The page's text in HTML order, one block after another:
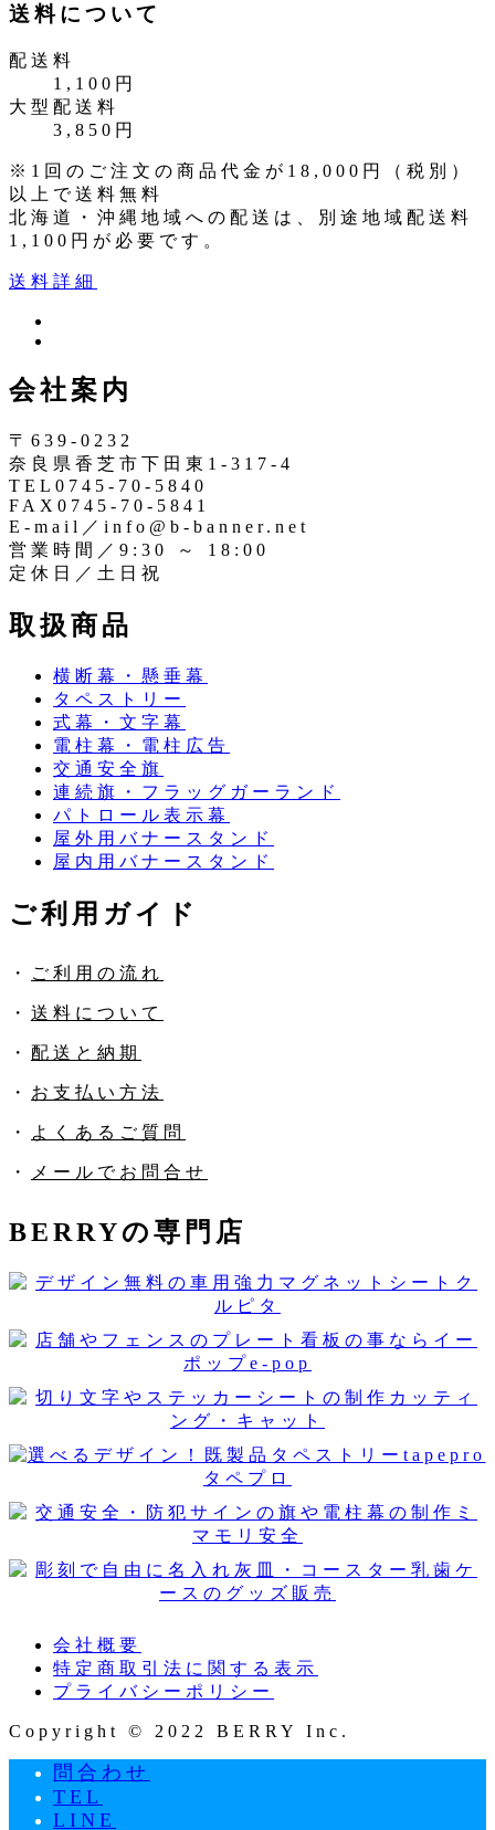
送料について
配送料
1,100円
大型配送料
3,850円
※1回のご注文の商品代金が18,000円（税別）
以上で送料無料
北海道・沖縄地域への配送は、別途地域配送料
1,100円が必要です。
送料詳細
タ
ス
会社案内
〒639-0232
奈良県香芝市下田東1-317-4
TEL0745-70-5840
FAX0745-70-5841
E-mail／info@b-banner.net
営業時間／9:30 ～ 18:00
定休日／土日祝
取扱商品
横断幕・懸垂幕
タペストリー
式幕・文字幕
電柱幕・電柱広告
交通安全旗
連続旗・フラッグガーランド
パトロール表示幕
屋外用バナースタンド
屋内用バナースタンド
ご利用ガイド
・ ご利用の流れ
・ 送料について
・ 配送と納期
・ お支払い方法
・ よくあるご質問
・ メールでお問合せ
BERRYの専門店
会社概要
特定商取引法に関する表示
プライバシーポリシー
Copyright © 2022 BERRY Inc.
問合わせ
TEL
LINE